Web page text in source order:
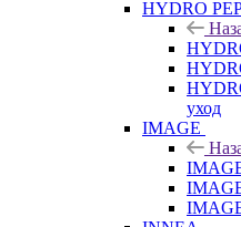
HYDRO
уход
IMAGE